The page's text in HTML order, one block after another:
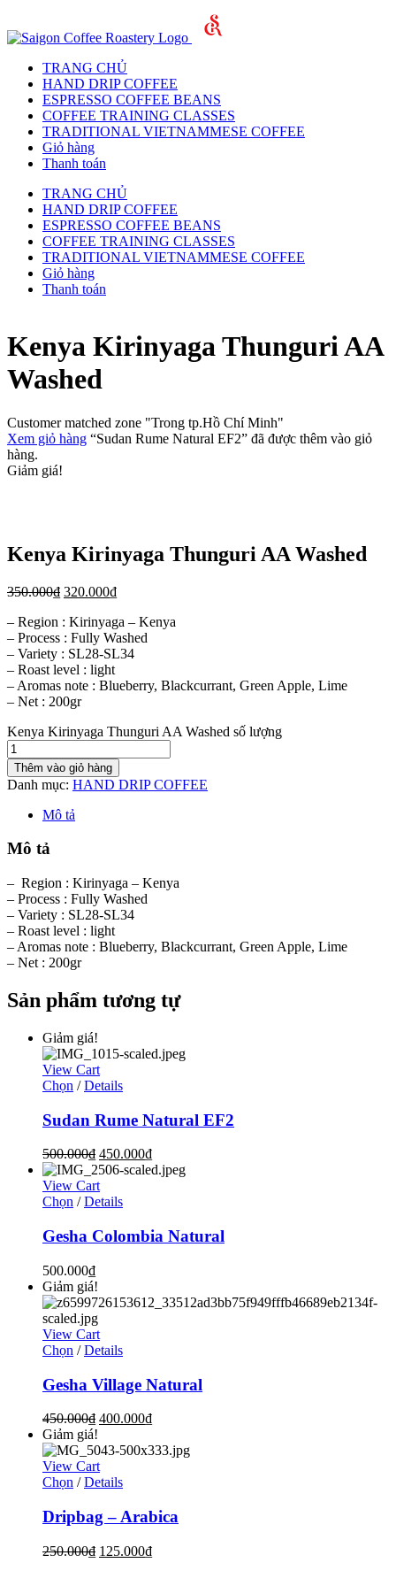
TRANG CHỦ
HAND DRIP COFFEE
ESPRESSO COFFEE BEANS
COFFEE TRAINING CLASSES
TRADITIONAL VIETNAMMESE COFFEE
Giỏ hàng
Thanh toán
TRANG CHỦ
HAND DRIP COFFEE
ESPRESSO COFFEE BEANS
COFFEE TRAINING CLASSES
TRADITIONAL VIETNAMMESE COFFEE
Giỏ hàng
Thanh toán
Kenya Kirinyaga Thunguri AA
Washed
Customer matched zone "Trong tp.Hồ Chí Minh"
Xem giỏ hàng “Sudan Rume Natural EF2” đã được thêm vào giỏ
hàng.
Giảm giá!
Kenya Kirinyaga Thunguri AA Washed
350.000₫ 320.000₫
– Region : Kirinyaga – Kenya
– Process : Fully Washed
– Variety : SL28-SL34
– Roast level : light
– Aromas note : Blueberry, Blackcurrant, Green Apple, Lime
– Net : 200gr
Kenya Kirinyaga Thunguri AA Washed số lượng
Thêm vào giỏ hàng
Danh mục: HAND DRIP COFFEE
Mô tả
Mô tả
– Region : Kirinyaga – Kenya
– Process : Fully Washed
– Variety : SL28-SL34
– Roast level : light
– Aromas note : Blueberry, Blackcurrant, Green Apple, Lime
– Net : 200gr
Sản phẩm tương tự
Giảm giá!
View Cart
Chọn / Details
Sudan Rume Natural EF2
500.000₫ 450.000₫
View Cart
Chọn / Details
Gesha Colombia Natural
500.000₫
Giảm giá!
View Cart
Chọn / Details
Gesha Village Natural
450.000₫ 400.000₫
Giảm giá!
View Cart
Chọn / Details
Dripbag – Arabica
250.000₫ 125.000₫